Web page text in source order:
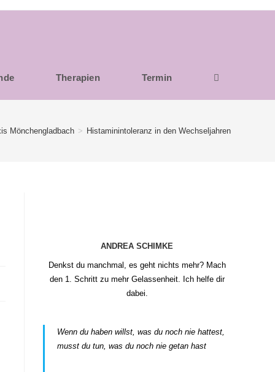
Therapien Termin
Mönchengladbach > Histaminintoleranz in den Wechseljahren
ANDREA SCHIMKE
Denkst du manchmal, es geht nichts mehr? Mach
den 1. Schritt zu mehr Gelassenheit. Ich helfe dir
dabei.
Wenn du haben willst, was du noch nie hattest,
musst du tun, was du noch nie getan hast